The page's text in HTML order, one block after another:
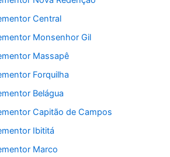
Central
Monsenhor Gil
Massapê
Forquilha
Belágua
Capitão de Campos
Ibititá
Marco